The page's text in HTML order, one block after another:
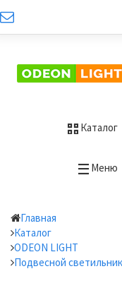
Каталог
Меню
Главная
Каталог
ODEON LIGHT
Подвесной